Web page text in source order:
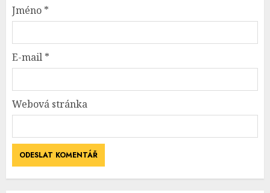
Jméno *
E-mail *
Webová stránka